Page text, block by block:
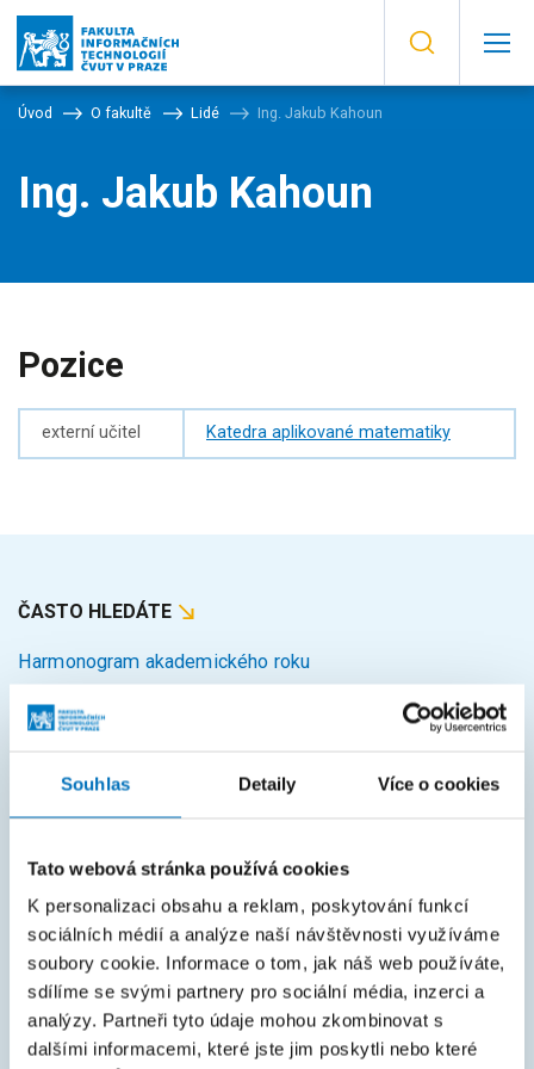
Souhlas Detaily Více o cookies
Tato webová stránka používá cookies
K personalizaci obsahu a reklam, poskytování funkcí
sociálních médií a analýze naší návštěvnosti využíváme
soubory cookie. Informace o tom, jak náš web používáte,
sdílíme se svými partnery pro sociální média, inzerci a
analýzy. Partneři tyto údaje mohou zkombinovat s
dalšími informacemi, které jste jim poskytli nebo které
Úvod O fakultě Lidé Ing. Jakub Kahoun
Ing. Jakub Kahoun
Pozice
externí učitel Katedra aplikované matematiky
ČASTO HLEDÁTE
Harmonogram akademického roku
Studijní oddělení
Rozcestník systémů
Courses
Intranet
MAPA STRÁNEK
Úvod